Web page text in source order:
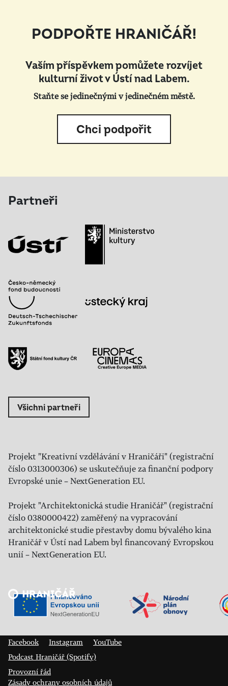
PODPOŘTE HRANIČÁŘ!
Vaším příspěvkem pomůžete rozvíjet
kulturní život v Ústí nad Labem.
Staňte se jedinečnými v jedinečném městě.
Chci podpořit
Partneři
Všichni partneři
Projekt "Kreativní vzdělávání v Hraničáři" (registrační
číslo 0313000306) se uskutečňuje za finanční podpory
Evropské unie – NextGeneration EU.
Projekt "Architektonická studie Hraničář" (registrační
číslo 0380000422) zaměřený na vypracování
architektonické studie přestavby domu bývalého kina
Hraničář v Ústí nad Labem byl financovaný Evropskou
unií – NextGeneration EU.
Veřejný sál Hraničář, spolek
Facebook
Instagram
YouTube
Podcast Hraničář (Spotify)
Provozní řád
Zásady ochrany osobních údajů